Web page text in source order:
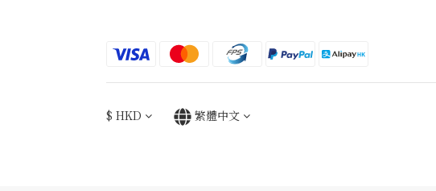
$ HKD 繁體中文